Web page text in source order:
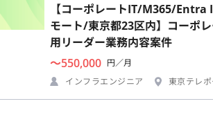
【コーポレートIT/M365/Entra
モート/東京都23区内】コーポ
用リーダー業務内容案件
〜550,000 円／月
インフラエンジニア
東京テレ